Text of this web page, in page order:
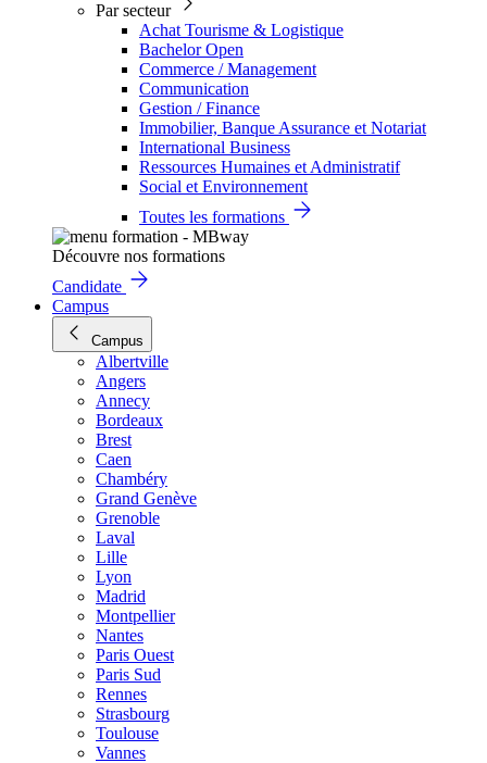
Par secteur
Achat Tourisme & Logistique
Bachelor Open
Commerce / Management
Communication
Gestion / Finance
Immobilier, Banque Assurance et Notariat
International Business
Ressources Humaines et Administratif
Social et Environnement
Toutes les formations
Découvre nos formations
Candidate
Campus
Campus
Albertville
Angers
Annecy
Bordeaux
Brest
Caen
Chambéry
Grand Genève
Grenoble
Laval
Lille
Lyon
Madrid
Montpellier
Nantes
Paris Ouest
Paris Sud
Rennes
Strasbourg
Toulouse
Vannes